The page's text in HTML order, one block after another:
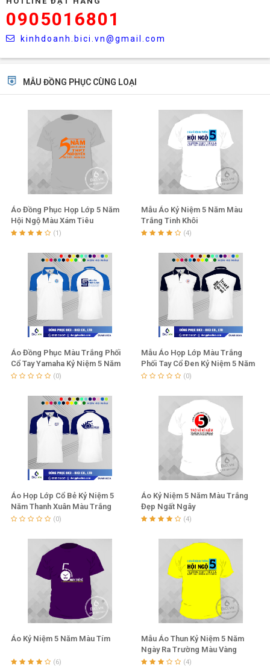
0905016801
kinhdoanh.bici.vn@gmail.com
MẪU ĐỒNG PHỤC CÙNG LOẠI
Áo Đồng Phục Họp Lớp 5 Năm
Hội Ngộ Màu Xám Tiêu
(1)
Mẫu Áo Kỷ Niệm 5 Năm Màu
Trắng Tinh Khôi
(4)
Áo Đồng Phục Màu Trắng Phối
Cổ Tay Yamaha Kỷ Niệm 5 Năm
Thanh Xuân (0)
Mẫu Áo Họp Lớp Màu Trắng
Phối Tay Cổ Đen Kỷ Niệm 5 Năm
Hội Ngộ
(0)
Áo Họp Lớp Cổ Bẻ Kỷ Niệm 5
Năm Thanh Xuân Màu Trắng
Phối Tay Cổ Bích
(0)
Áo Kỷ Niệm 5 Năm Màu Trắng
Đẹp Ngất Ngây
(4)
Áo Kỷ Niệm 5 Năm Màu Tím
(6)
Mẫu Áo Thun Kỷ Niệm 5 Năm
Ngày Ra Trường Màu Vàng
(4)